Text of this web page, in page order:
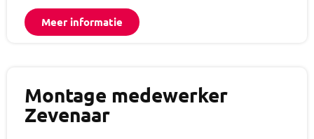
Meer informatie
Montage medewerker
Zevenaar